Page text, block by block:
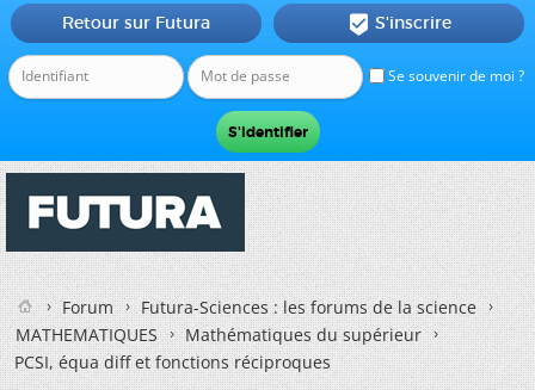
Se souvenir de moi ?
Retour sur Futura  S'inscrire
Forum
Futura-Sciences : les forums de la science
MATHEMATIQUES
Mathématiques du supérieur
PCSI, équa diff et fonctions réciproques